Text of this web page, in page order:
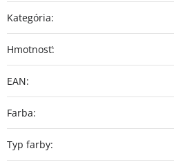
Kategória:
Hmotnosť:
EAN:
Farba:
Typ farby: